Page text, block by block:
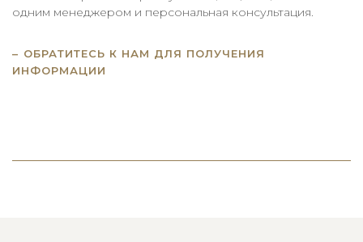
одним менеджером и персональная консультация.
ОБРАТИТЕСЬ К НАМ ДЛЯ ПОЛУЧЕНИЯ
ИНФОРМАЦИИ